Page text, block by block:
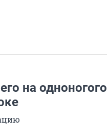
на одноногого